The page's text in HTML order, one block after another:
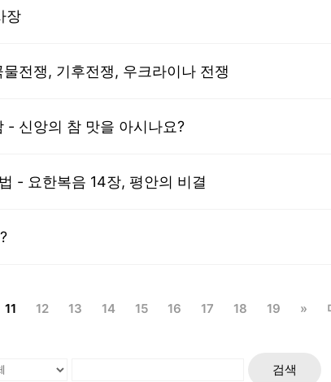
장
전쟁, 기후전쟁, 우크라이나 전쟁
- 신앙의 참 맛을 아시나요?
- 요한복음 14장, 평안의 비결
11 12 13 14 15 16 17 18 19 »
검색